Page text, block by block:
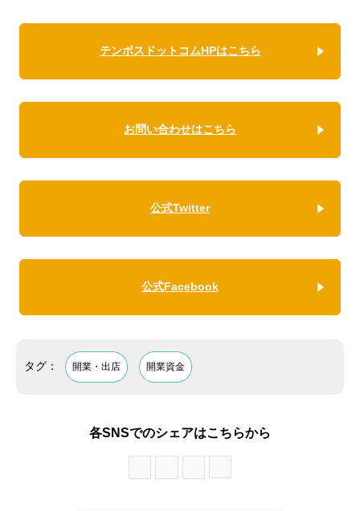
テンポスドットコムHPはこちら
お問い合わせはこちら
公式Twitter
公式Facebook
タグ： 開業・出店 開業資金
各SNSでのシェアはこちらから